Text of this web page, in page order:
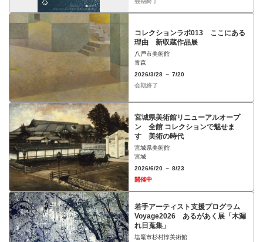
コレクションラボ013 ここにある
理由 新収蔵作品展
八戸市美術館
青森
2026/3/28 － 7/20
会期終了
宮城県美術館リニューアルオープ
ン 全館 コレクションで魅せま
す 美術の時代
宮城県美術館
宮城
2026/6/20 － 8/23
開催中
若手アーティスト支援プログラム
Voyage2026 あるがあく展「木漏
れ日蒐集」
塩竈市杉村惇美術館